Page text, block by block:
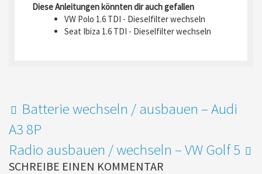
Diese Anleitungen könnten dir auch gefallen
VW Polo 1.6 TDI - Dieselfilter wechseln
Seat Ibiza 1.6 TDI - Dieselfilter wechseln
Batterie wechseln / ausbauen – Audi
A3 8P
Radio ausbauen / wechseln – VW Golf 5
SCHREIBE EINEN KOMMENTAR